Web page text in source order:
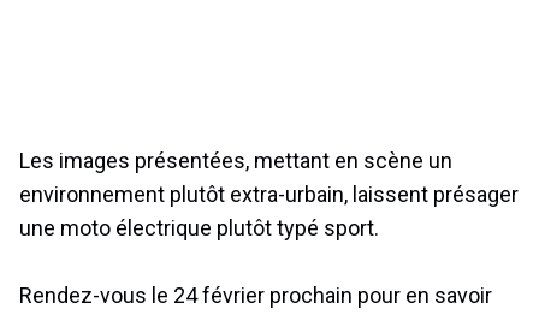
Les images présentées, mettant en scène un
environnement plutôt extra-urbain, laissent présager
une moto électrique plutôt typé sport.
Rendez-vous le 24 février prochain pour en savoir